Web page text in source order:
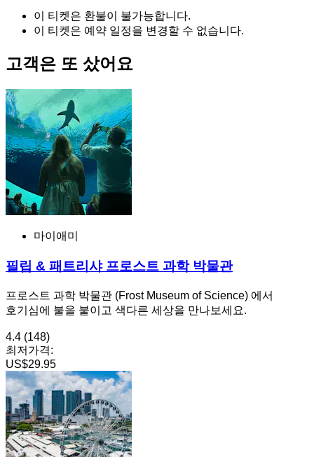
이 티켓은 환불이 불가능합니다.
이 티켓은 예약 일정을 변경할 수 없습니다.
고객은 또 샀어요
마이애미
필립 & 패트리샤 프로스트 과학 박물관
프로스트 과학 박물관 (Frost Museum of Science) 에서
호기심에 불을 붙이고 색다른 세상을 만나보세요.
4.4 (148)
최저가격:
US$29.95